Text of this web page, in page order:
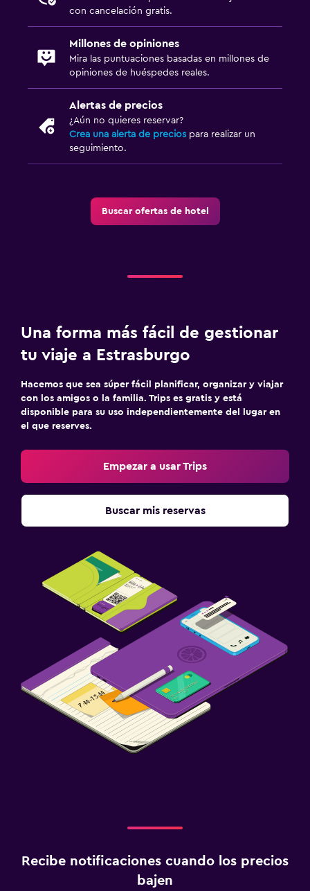
con cancelación gratis.
Millones de opiniones
Mira las puntuaciones basadas en millones de
opiniones de huéspedes reales.
Alertas de precios
¿Aún no quieres reservar?
Crea una alerta de precios para realizar un
seguimiento.
Buscar ofertas de hotel
Una forma más fácil de gestionar
tu viaje a Estrasburgo
Hacemos que sea súper fácil planificar, organizar y viajar
con los amigos o la familia. Trips es gratis y está
disponible para su uso independientemente del lugar en
el que reserves.
Empezar a usar Trips
Buscar mis reservas
Recibe notificaciones cuando los precios
bajen